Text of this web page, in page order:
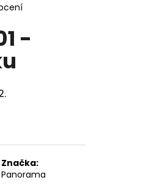
-
Značka:
Panorama